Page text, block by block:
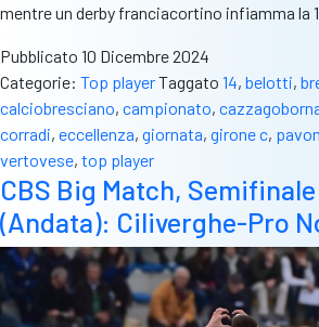
mentre un derby franciacortino infiamma la
Pubblicato 10 Dicembre 2024
Categorie: Top playerTaggato 14, belotti,
calciobresciano, campionato,
corradi, eccellenza, giornata, girone c,
vertovese, top player
CBS Big Match,
(Andata): Ciliverghe-Pro